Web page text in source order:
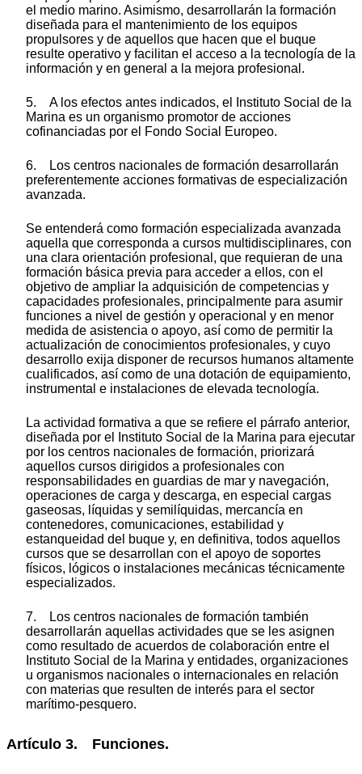
el medio marino. Asimismo, desarrollarán la formación
diseñada para el mantenimiento de los equipos
propulsores y de aquellos que hacen que el buque
resulte operativo y facilitan el acceso a la tecnología de la
información y en general a la mejora profesional.
5. A los efectos antes indicados, el Instituto Social de la
Marina es un organismo promotor de acciones
cofinanciadas por el Fondo Social Europeo.
6. Los centros nacionales de formación desarrollarán
preferentemente acciones formativas de especialización
avanzada.
Se entenderá como formación especializada avanzada
aquella que corresponda a cursos multidisciplinares, con
una clara orientación profesional, que requieran de una
formación básica previa para acceder a ellos, con el
objetivo de ampliar la adquisición de competencias y
capacidades profesionales, principalmente para asumir
funciones a nivel de gestión y operacional y en menor
medida de asistencia o apoyo, así como de permitir la
actualización de conocimientos profesionales, y cuyo
desarrollo exija disponer de recursos humanos altamente
cualificados, así como de una dotación de equipamiento,
instrumental e instalaciones de elevada tecnología.
La actividad formativa a que se refiere el párrafo anterior,
diseñada por el Instituto Social de la Marina para ejecutar
por los centros nacionales de formación, priorizará
aquellos cursos dirigidos a profesionales con
responsabilidades en guardias de mar y navegación,
operaciones de carga y descarga, en especial cargas
gaseosas, líquidas y semilíquidas, mercancía en
contenedores, comunicaciones, estabilidad y
estanqueidad del buque y, en definitiva, todos aquellos
cursos que se desarrollan con el apoyo de soportes
físicos, lógicos o instalaciones mecánicas técnicamente
especializados.
7. Los centros nacionales de formación también
desarrollarán aquellas actividades que se les asignen
como resultado de acuerdos de colaboración entre el
Instituto Social de la Marina y entidades, organizaciones
u organismos nacionales o internacionales en relación
con materias que resulten de interés para el sector
marítimo-pesquero.
Artículo 3. Funciones.